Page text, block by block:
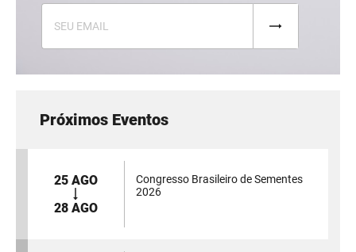
Próximos Eventos
25 AGO
28 AGO
Congresso Brasileiro de Sementes
2026